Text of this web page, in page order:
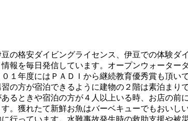
格安ダイビングライセンス、伊豆での体験ダ
報を毎日発信しています。オープンウォーター
１年度にはＰＡＤＩから継続教育優秀賞も頂い
の方が宿泊できるように建物の２階は素泊まり
るときや宿泊の方が４人以上いる時、お店の前
。獲れたて新鮮お魚はバーベキューでもおいし
っています。水難事故発生時の救助支援や被